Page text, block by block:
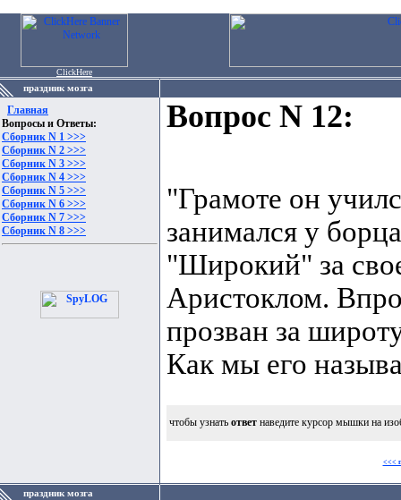
ClickHere
праздник мозга
Главная
Вопросы и Ответы:
Сборник N 1 >>>
Сборник N 2 >>>
Сборник N 3 >>>
Сборник N 4 >>>
Сборник N 5 >>>
Сборник N 6 >>>
Сборник N 7 >>>
Сборник N 8 >>>
Вопрос N 12:
"Грамоте он
занимался у
"Широкий" за
Аристоклом.
прозван за
Как мы его
чтобы узнать ответ наведите курсор мышки на
<<<
праздник мозга